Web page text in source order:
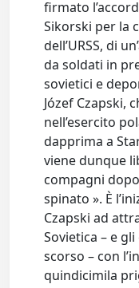
firmato
Sikorski per la
dell’URSS, di
da soldati in
sovietici e
Józef Czapski,
nell’esercito
dapprima a
viene dunque
compagni
spinato ». È
Czapski ad
Sovietica – e
scorso – con
quindicimila